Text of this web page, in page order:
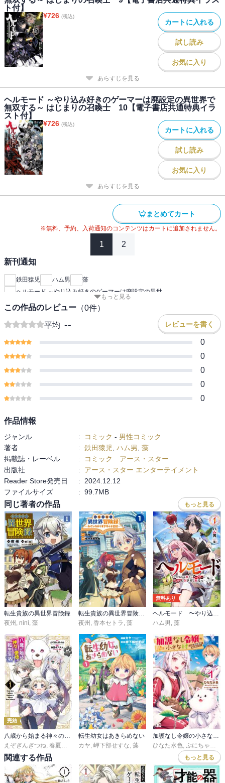
ト付】
¥726 (税込)
カートに入れる
試し読み
お気に入り
あらすじを見る
ヘルモード ～やり込み好きのゲーマーは廃設定の異世界で
無双する～ はじまりの召喚士 10【電子書店共通特典イラ
スト付】
¥726 (税込)
カートに入れる
試し読み
お気に入り
あらすじを見る
まとめてカート
※無料、予約、入荷通知のコンテンツはカートに追加されません。
1 2
新刊通知
鉄田猿児 ハム男
藻
ヘルモード ～やり込み好きのゲーマーは廃設定の異世
もっと見る
この作品のレビュー （0件）
平均 -- レビューを書く
0
0
0
0
0
作品情報
ジャンル : コミック - 男性コミック
著者
: 鉄田猿児 ハム男
藻
掲載誌・レーベル
:
コミック アース・スター
出版社
:
アース・スター エンターテイメント
Reader Store発売日
:
2024.12.12
ファイルサイズ
: 99.7MB
同じ著者の作品 もっと見る
転生貴族の異世界冒険録
夜州 , nini, 藻
転生貴族の異世界冒険録～カインのやりすぎギルド日記～
夜州 , 香本セトラ , 藻
無料あり
ヘルモード 〜やり込み好きのゲーマーは廃設定の異世界で無双する〜
ハム男, 藻
完結
八歳から始まる神々の使徒の転生生活
えぞぎんぎつね, 春夏冬アタル ,藻
転生幼女はあきらめない
カヤ, 岬下部せすな, 藻
加護なし令嬢の小さな村 ～さあ、領地運営を始めましょう！～
ひなた水色, ぷにちゃん
関連する作品 もっと見る